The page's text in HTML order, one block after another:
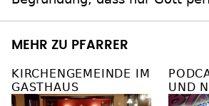
MEHR ZU PFARRER
KIRCHENGEMEINDE IM
GASTHAUS
UND